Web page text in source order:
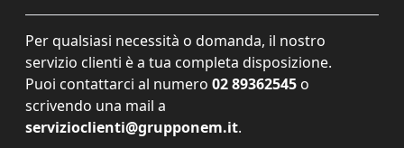
Per qualsiasi necessità o domanda, il nostro
servizio clienti è a tua completa disposizione.
Puoi contattarci al numero 02 89362545 o
scrivendo una mail a
servizioclienti@grupponem.it.